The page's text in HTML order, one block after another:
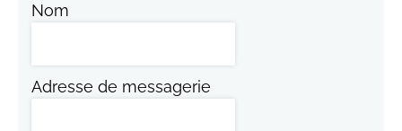
Nom
Adresse de messagerie